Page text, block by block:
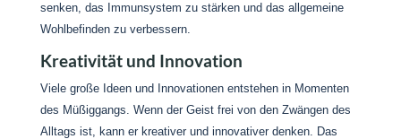
senken, das Immunsystem zu stärken und das allgemeine
Wohlbefinden zu verbessern.
Kreativität und Innovation
Viele große Ideen und Innovationen entstehen in Momenten
des Müßiggangs. Wenn der Geist frei von den Zwängen des
Alltags ist, kann er kreativer und innovativer denken. Das